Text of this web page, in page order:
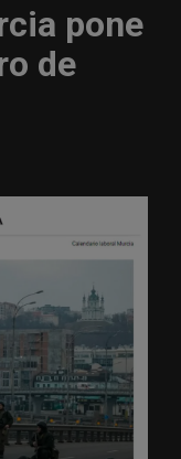
pone
de